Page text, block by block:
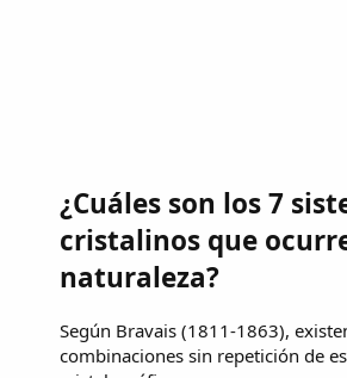
¿Cuáles son los 7
cristalinos que
naturaleza?
Según Bravais (1811-1863),
combinaciones sin repetición de